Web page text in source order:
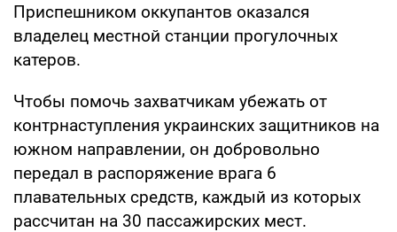
Приспешником оккупантов оказался
владелец местной станции прогулочных
катеров.
Чтобы помочь захватчикам убежать от
контрнаступления украинских защитников на
южном направлении, он добровольно
передал в распоряжение врага 6
плавательных средств, каждый из которых
рассчитан на 30 пассажирских мест.